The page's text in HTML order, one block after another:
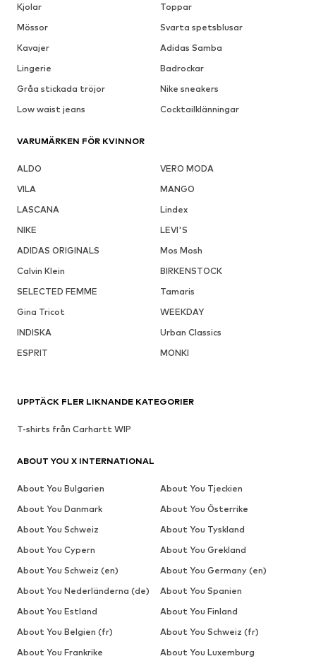
Kjolar
Toppar
Mössor
Svarta spetsblusar
Kavajer
Adidas Samba
Lingerie
Badrockar
Gråa stickada tröjor
Nike sneakers
Low waist jeans
Cocktailklänningar
VARUMÄRKEN FÖR KVINNOR
ALDO
VERO MODA
VILA
MANGO
LASCANA
Lindex
NIKE
LEVI'S
ADIDAS ORIGINALS
Mos Mosh
Calvin Klein
BIRKENSTOCK
SELECTED FEMME
Tamaris
Gina Tricot
WEEKDAY
INDISKA
Urban Classics
ESPRIT
MONKI
UPPTÄCK FLER LIKNANDE KATEGORIER
T-shirts från Carhartt WIP
ABOUT YOU X INTERNATIONAL
About You Bulgarien
About You Tjeckien
About You Danmark
About You Österrike
About You Schweiz
About You Tyskland
About You Cypern
About You Grekland
About You Schweiz (en)
About You Germany (en)
About You Nederländerna (de)
About You Spanien
About You Estland
About You Finland
About You Belgien (fr)
About You Schweiz (fr)
About You Frankrike
About You Luxemburg